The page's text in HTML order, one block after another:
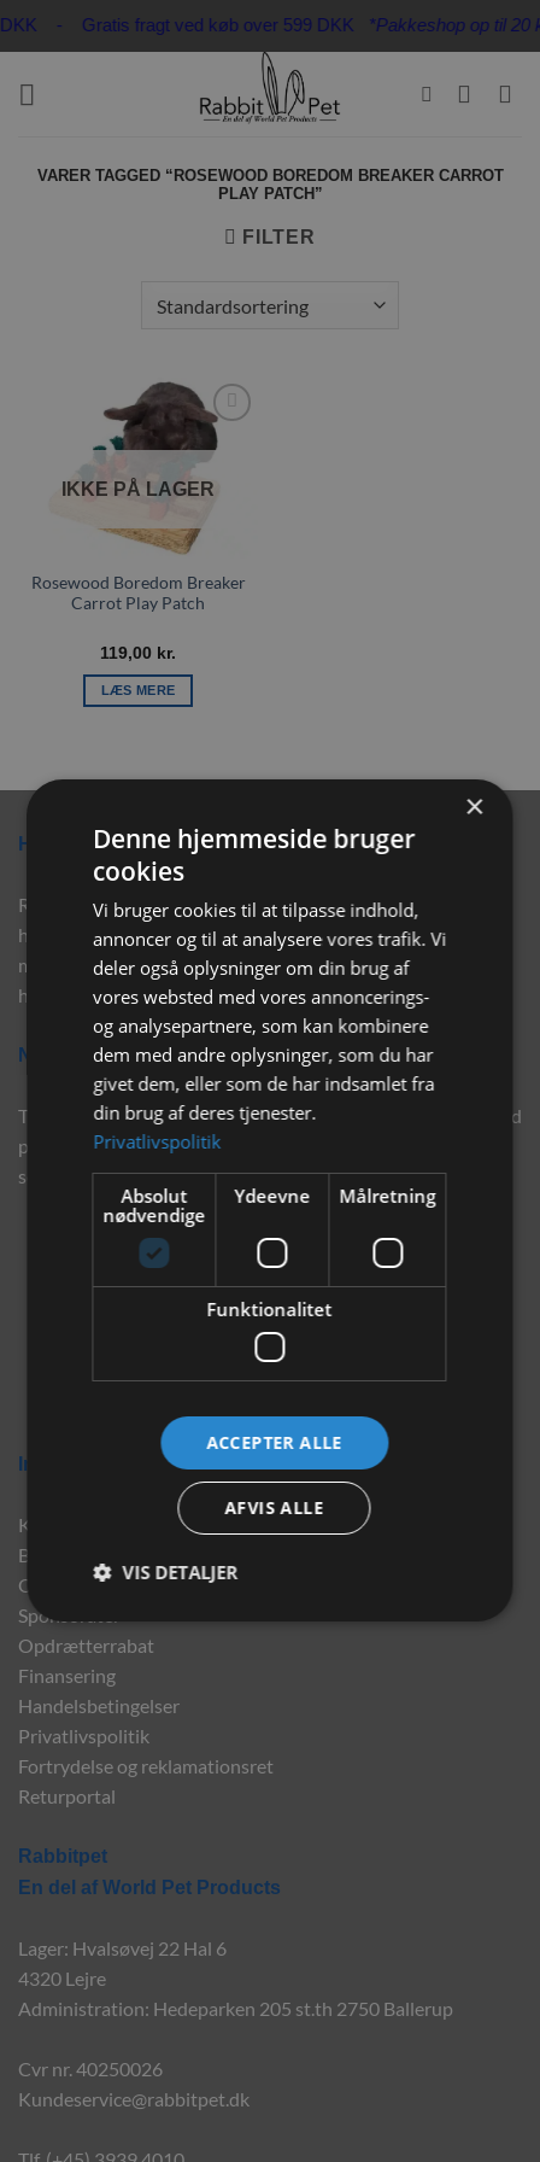
Fortsæt- Gratis fragt ved køb over 599 DKK *Pakkeshop op til 20
VARER TAGGED “ROSEWOOD BOREDOM BREAKER CARROT
PLAY PATCH”
FILTER
Tilføj til
ønskeliste
IKKE PÅ LAGER
Rosewood Boredom Breaker
Carrot Play Patch
119,00 kr.
LÆS MERE
Hvorfor vælge Rabbitpet?
Rabbitpet sælger ikke kun kvalitetsprodukter såsom, foder,
hø, aktivering, strøelse mm. til vores kunder. Vi hjælper også
med rådgivning, så tøv ikke med at skrive eller ring til os for
hjælp..
Nyhedsbrev
Tilmeld dig vores nyhedsbrev og eksklusive tilbud og få tilbud
på mail før andre gør. Vi vil holde dig opdateret med vores
seneste information, produkter og tilbud.
Information
Kontakt
Brand
Om os
Sponsorater
Opdrætterrabat
Finansering
Handelsbetingelser
Privatlivspolitik
Fortrydelse og reklamationsret
Returportal
Rabbitpet
En del af World Pet Products
Lager: Hvalsøvej 22 Hal 6
4320 Lejre
Administration: Hedeparken 205 st.th 2750 Ballerup
Cvr nr. 40250026
Kundeservice@rabbitpet.dk
×
Denne hjemmeside bruger
cookies
Vi bruger cookies til at tilpasse indhold,
annoncer og til at analysere vores trafik. Vi
deler også oplysninger om din brug af
vores websted med vores annoncerings-
og analysepartnere, som kan kombinere
dem med andre oplysninger, som du har
givet dem, eller som de har indsamlet fra
din brug af deres tjenester.
Privatlivspolitik
Absolut
nødvendige
Ydeevne Målretning
Funktionalitet
ACCEPTER ALLE
AFVIS ALLE
VIS DETALJER